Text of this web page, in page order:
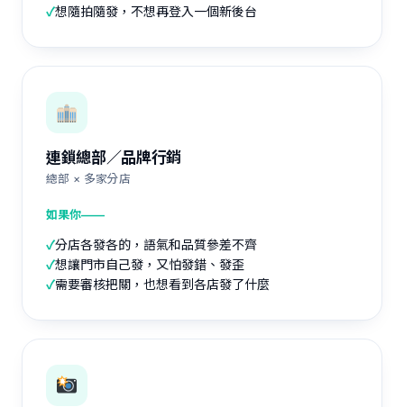
✓想隨拍隨發，不想再登入一個新後台
連鎖總部／品牌行銷
總部 × 多家分店
如果你——
✓分店各發各的，語氣和品質參差不齊
✓想讓門市自己發，又怕發錯、發歪
✓需要審核把關，也想看到各店發了什麼